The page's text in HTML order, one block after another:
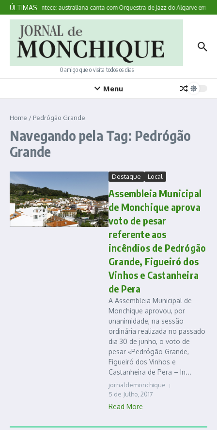
Ir para o conteúdo
ÚLTIMAS
Aqui Acontece: australiana canta com Orquestra de Jazz do Algarve em
O amigo que o visita todos os dias
Menu
Home / Pedrógão Grande
Navegando pela Tag: Pedrógão
Grande
Destaque Local
Assembleia Municipal
de Monchique aprova
voto de pesar
referente aos
incêndios de Pedrógão
Grande, Figueiró dos
Vinhos e Castanheira
de Pera
A Assembleia Municipal de
Monchique aprovou, por
unanimidade, na sessão
ordinária realizada no passado
dia 30 de junho, o voto de
pesar «Pedrógão Grande,
Figueiró dos Vinhos e
Castanheira de Pera – In...
jornaldemonchique
5 de Julho, 2017
Read More